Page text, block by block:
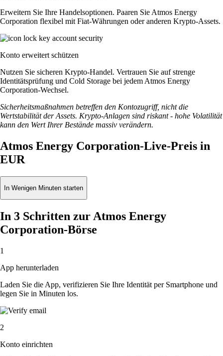
Erweitern Sie Ihre Handelsoptionen. Paaren Sie Atmos Energy
Corporation flexibel mit Fiat-Währungen oder anderen Krypto-Assets.
Konto erweitert schützen
Nutzen Sie sicheren Krypto-Handel. Vertrauen Sie auf strenge
Identitätsprüfung und Cold Storage bei jedem Atmos Energy
Corporation-Wechsel.
Sicherheitsmaßnahmen betreffen den Kontozugriff, nicht die
Wertstabilität der Assets. Krypto-Anlagen sind riskant - hohe Volatilität
kann den Wert Ihrer Bestände massiv verändern.
Atmos Energy Corporation-Live-Preis in
EUR
In Wenigen Minuten starten
In 3 Schritten zur Atmos Energy
Corporation-Börse
1
App herunterladen
Laden Sie die App, verifizieren Sie Ihre Identität per Smartphone und
legen Sie in Minuten los.
2
Konto einrichten